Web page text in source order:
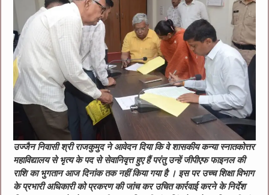
उज्‍जैन निवासी श्री राजकुमुद ने आवेदन दिया कि वे शासकीय कन्‍या स्नातकोत्तर
महाविद्यालय से भृत्‍य के पद से सेवानिवृत्त हुए हैं परंतु उन्‍हें जीपीएफ फाइनल की
राशि का भुगतान आज दिनांक तक नहीं किया गया है । इस पर उच्‍च शिक्षा विभाग
के प्रभारी अधिकारी को प्रकरण की जांच कर उचित कार्रवाई करने के निर्देश